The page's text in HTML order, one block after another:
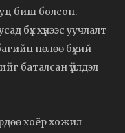
биш болсон.
бүх хүнээс уучлалт
нөлөө бүхий
баталсан үйлдэл
хоёр хожил